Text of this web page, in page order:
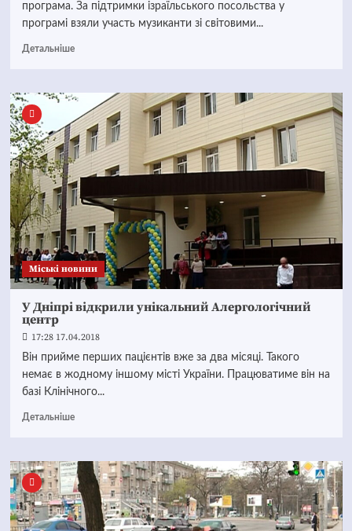
програма. За підтримки ізраїльського посольства у
програмі взяли участь музиканти зі світовими...
Детальніше
Mіські новини
У Дніпрі відкрили унікальний Алергологічний
центр
17:28 17.04.2018
Він прийме перших пацієнтів вже за два місяці. Такого
немає в жодному іншому місті України. Працюватиме він на
базі Клінічного...
Детальніше